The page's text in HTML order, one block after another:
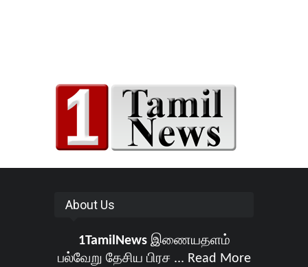
About Us
1TamilNewsஇணையதளம்
பல்வேறு தேசிய பிரச ... Read More